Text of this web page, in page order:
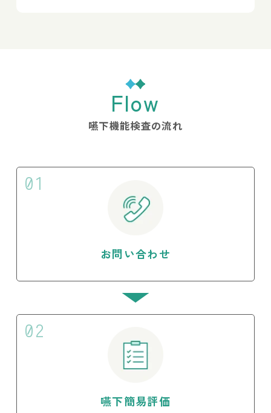
Flow
嚥下機能検査の流れ
01
お問い合わせ
02
嚥下簡易評価